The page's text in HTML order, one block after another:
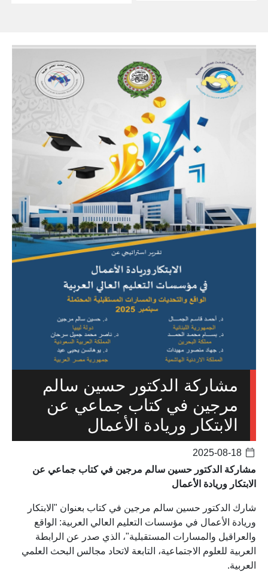
مشاركة الدكتور حسين سالم
مرجين في كتاب جماعي عن
الابتكار وريادة الأعمال
مشاركة الدكتور حسين سالم مرجين في كتاب جماعي عن
الابتكار وريادة الأعمال
شارك الدكتور حسين سالم مرجين في كتاب بعنوان "الابتكار
وريادة الأعمال في مؤسسات التعليم العالي العربية: الواقع
والعراقيل والمسارات المستقبلية"، الذي صدر عن الرابطة
العربية للعلوم الاجتماعية، التابعة لاتحاد مجالس البحث العلمي
العربية.